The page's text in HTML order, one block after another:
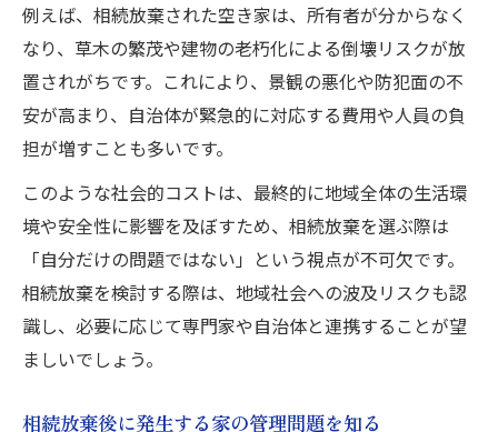
例えば、相続放棄された空き家は、所有者が分からなく
なり、草木の繁茂や建物の老朽化による倒壊リスクが放
置されがちです。これにより、景観の悪化や防犯面の不
安が高まり、自治体が緊急的に対応する費用や人員の負
担が増すことも多いです。
このような社会的コストは、最終的に地域全体の生活環
境や安全性に影響を及ぼすため、相続放棄を選ぶ際は
「自分だけの問題ではない」という視点が不可欠です。
相続放棄を検討する際は、地域社会への波及リスクも認
識し、必要に応じて専門家や自治体と連携することが望
ましいでしょう。
相続放棄後に発生する家の管理問題を知る